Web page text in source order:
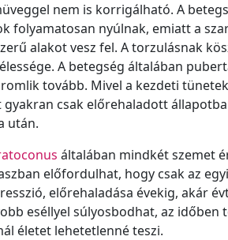
nem is korrigálható. A
folyamatosan nyúlnak, emiatt a
alakot vesz fel. A torzulásnak
A betegség általában
tovább. Mivel a kezdeti
gyakran csak előrehaladott
után.
általában mindkét szemet
előfordulhat, hogy csak az
előrehaladása évekig, akár
eséllyel súlyosbodhat, az időben
életet lehetetlenné teszi.